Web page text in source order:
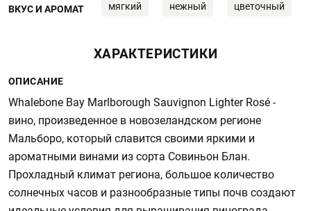
ВКУС И АРОМАТ мягкий нежный цветочный
ХАРАКТЕРИСТИКИ
ОПИСАНИЕ
Whalebone Bay Marlborough Sauvignon Lighter Rosé -
вино, произведенное в новозеландском регионе
Мальборо, который славится своими яркими и
ароматными винами из сорта Совиньон Блан.
Прохладный климат региона, большое количество
солнечных часов и разнообразные типы почв создают